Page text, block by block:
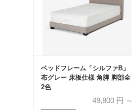
ベッドフレーム「シルファB」
布グレー 床板仕様 角脚 脚部全
2色
49,800円 ～